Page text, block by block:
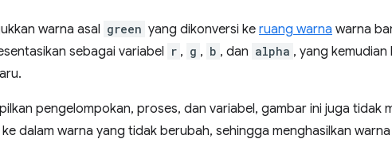
warna asal green yang dikonversi ke ruang warna warna
sebagai variabel r , g , b , dan alpha , yang
pengelompokan, proses, dan variabel, gambar ini juga tidak
dalam warna yang tidak berubah, sehingga menghasilkan warna